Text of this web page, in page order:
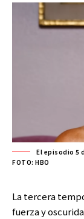
El episodio 5
FOTO: HBO
La tercera
fuerza y